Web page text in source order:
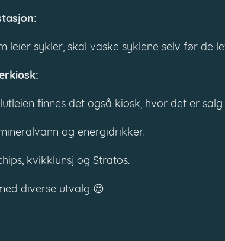
leier sykler, skal vaske syklene selv før de
finnes det også kiosk, hvor det er
og energidrikker.
kvikklunsj og Stratos.
diverse utvalg 😍